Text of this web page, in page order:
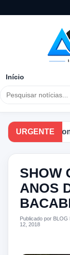
Início
URGENTE
do Antonio
SHOW
ANOS
Publicado por
12, 2018